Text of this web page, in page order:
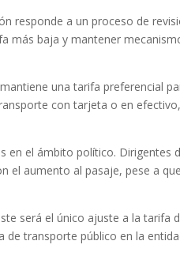
responde a un proceso de
más baja y mantener
una tarifa preferencial
con tarjeta o en
en el ámbito político. Dirigentes
el aumento al pasaje, pese a
será el único ajuste a la tarifa
de transporte público en la